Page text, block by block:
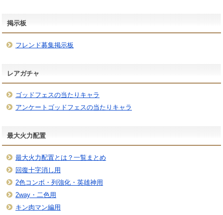
掲示板
フレンド募集掲示板
レアガチャ
ゴッドフェスの当たりキャラ
アンケートゴッドフェスの当たりキャラ
最大火力配置
最大火力配置とは？一覧まとめ
回復十字消し用
2色コンボ・列強化・英雄神用
2way・二色用
キン肉マン編用